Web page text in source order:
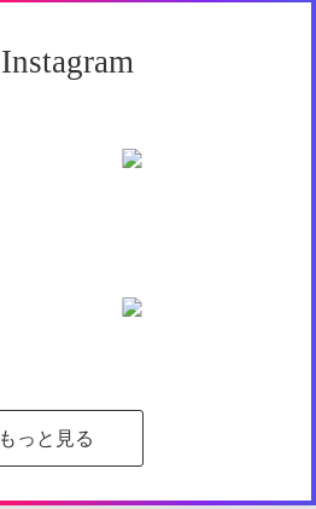
Instagram
もっと見る